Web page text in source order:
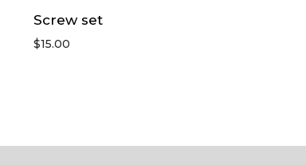
Screw set
$15.00